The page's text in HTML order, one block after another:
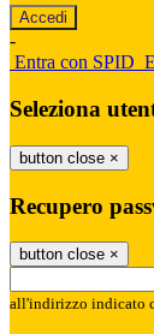
-
Entra con SPID
Seleziona
button close ×
Recupero
button close ×
all'indirizzo indicato